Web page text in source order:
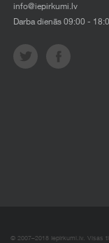
info@iepirkumi.lv
Darba dienās 09:00 -
© 2007–2018 Iepirkumi.lv. Visas